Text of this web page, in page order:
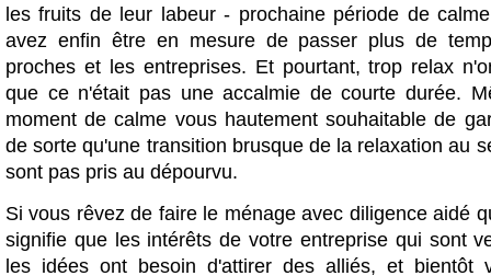
les fruits de leur labeur - prochaine période de
avez enfin être en mesure de passer plus de
proches et les entreprises. Et pourtant, trop relax
que ce n'était pas une accalmie de courte durée.
moment de calme vous hautement souhaitable de
de sorte qu'une transition brusque de la relaxation au
sont pas pris au dépourvu.
Si vous rêvez de faire le ménage avec diligence aidé
signifie que les intérêts de votre entreprise qui sont
les idées ont besoin d'attirer des alliés, et bientôt